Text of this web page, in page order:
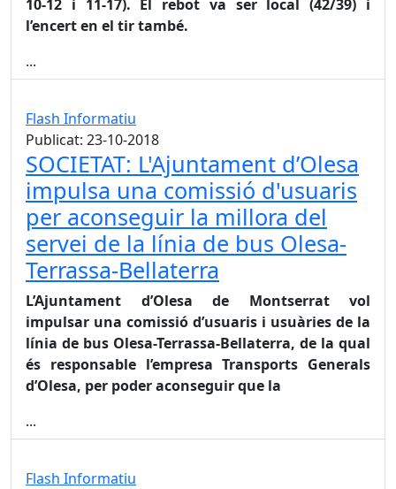
10-12 i 11-17). El rebot va ser local (42/39) i
l’encert en el tir també.
...
Flash Informatiu
Publicat: 23-10-2018
SOCIETAT: L'Ajuntament d’Olesa
impulsa una comissió d'usuaris
per aconseguir la millora del
servei de la línia de bus Olesa-
Terrassa-Bellaterra
L’Ajuntament d’Olesa de Montserrat vol
impulsar una comissió d’usuaris i usuàries de la
línia de bus Olesa-Terrassa-Bellaterra, de la qual
és responsable l’empresa Transports Generals
d’Olesa, per poder aconseguir que la
...
Flash Informatiu